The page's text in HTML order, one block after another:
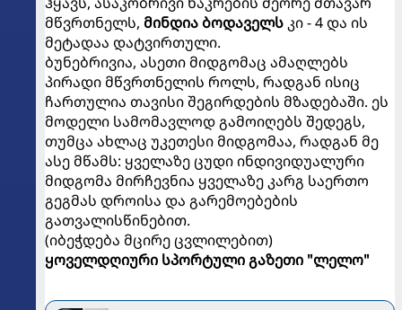
მწვრთნელს, მინდია ბოდაველსკი - 4 და ის
მეტადაა დატვირთული.
ბუნებრივია, ასეთი მიდგომაც ამაღლებს
პირადი მწვრთნელის როლს, რადგან ისიც
ჩართულია თავისი შეგირდების მზადებაში. ეს
მოდელი სამომავლოდ გამოიღებს შედეგს,
თუმცა ახლაც უკეთესი მიდგომაა, რადგან მე
ასე მწამს: ყველაზე ცუდი ინდივიდუალური
მიდგომა მირჩევნია ყველაზე კარგ საერთო
გეგმას დროისა და გარემოებების
გათვალისწინებით.
(იბეჭდება მცირე ცვლილებით)
ყოველდღიური სპორტული გაზეთი "ლელო"